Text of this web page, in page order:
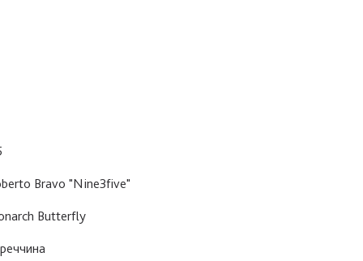
Bravo "Nine3five"
Butterfly